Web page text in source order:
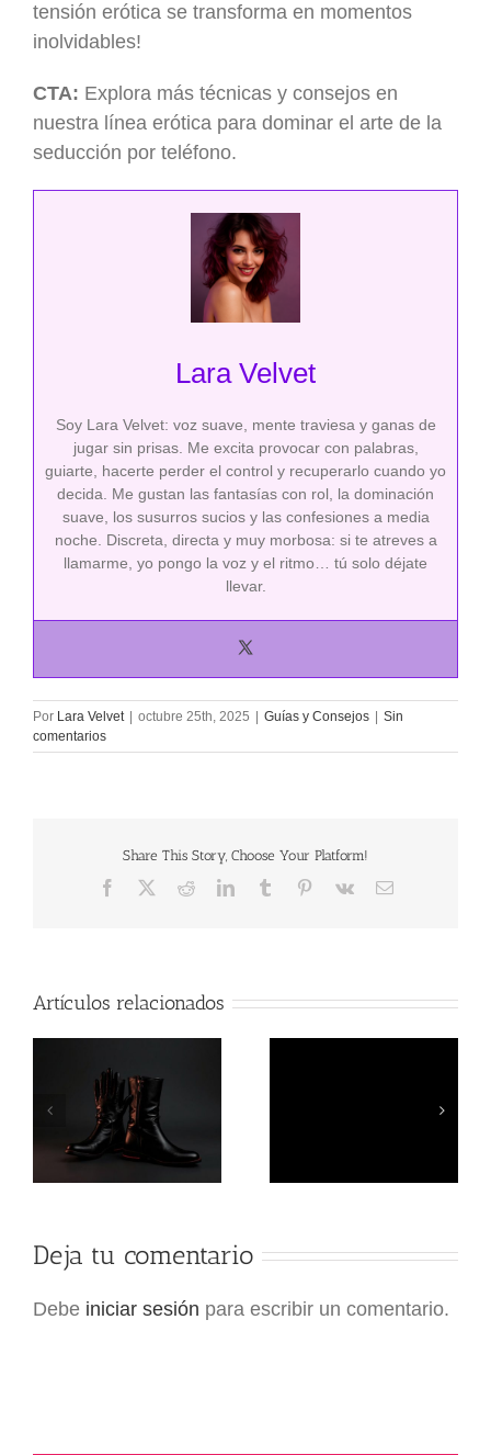
tensión erótica se transforma en momentos
inolvidables!
CTA: Explora más técnicas y consejos en
nuestra línea erótica para dominar el arte de la
seducción por teléfono.
Lara Velvet
Soy Lara Velvet: voz suave, mente traviesa y ganas de
jugar sin prisas. Me excita provocar con palabras,
guiarte, hacerte perder el control y recuperarlo cuando yo
decida. Me gustan las fantasías con rol, la dominación
suave, los susurros sucios y las confesiones a media
noche. Discreta, directa y muy morbosa: si te atreves a
llamarme, yo pongo la voz y el ritmo… tú solo déjate
llevar.
Por Lara Velvet octubre 25th, 2025 Guías y Consejos
Sin
comentarios
Share This Story, Choose Your Platform!
Facebook RedditLinkedInTumblr Pinterest
Vk
Correo
Artículos relacionados
Cómo disfrutar de un
masaje verbal erótico
en casa
Cómo disfrutar de
Deja tu comentario
Debe iniciar sesión para escribir un comentario.